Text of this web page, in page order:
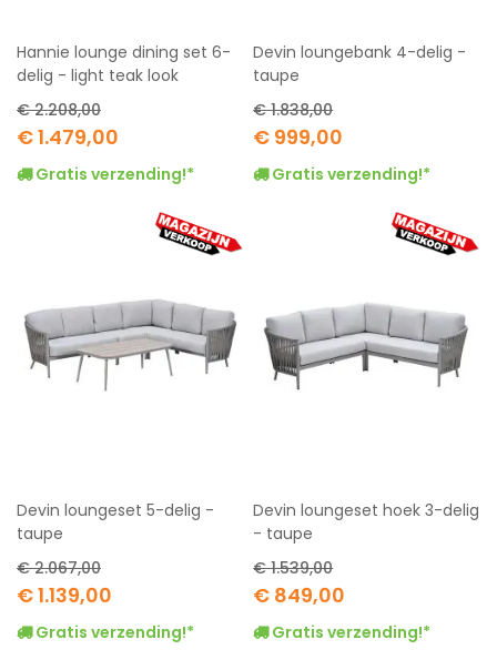
Hannie lounge dining set 6-
delig - light teak look
Special
Price
€ 1.479,00
€ 2.208,00
Gratis verzending!*
Devin loungebank 4-delig -
taupe
Special
Price
€ 999,00
€ 1.838,00
Gratis verzending!*
Devin loungeset 5-delig -
taupe
Special
Price
€ 1.139,00
€ 2.067,00
Gratis verzending!*
Devin loungeset hoek 3-delig
- taupe
Special
Price
€ 849,00
€ 1.539,00
Gratis verzending!*